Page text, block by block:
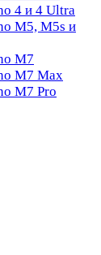
4 и 4 Ultra
M5, M5s и
M7
M7 Max
M7 Pro